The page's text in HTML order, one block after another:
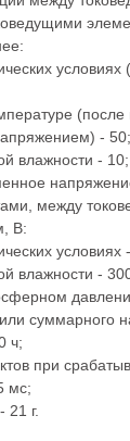
условиях
(после
- 50;
влажности - 10;
между
В:
условиях
влажности -
суммарного
ч;
при
мс;
г.